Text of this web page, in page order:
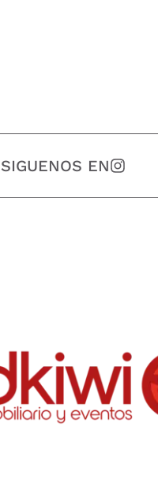
SIGUENOS EN